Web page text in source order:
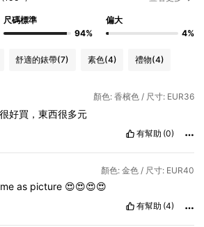
尺碼標準
94%
偏大
4%
舒適的錶帶(7) 素色(4) 禮物(4)
顏色: 香檳色 / 尺寸: EUR36
好買，東西很多元
有幫助 (0)
顏色: 金色 / 尺寸: EUR40
as picture 😍😍😍😍
有幫助 (4)